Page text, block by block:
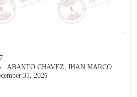
: ABANTO CHAVEZ, JHAN MARCO
31, 2026